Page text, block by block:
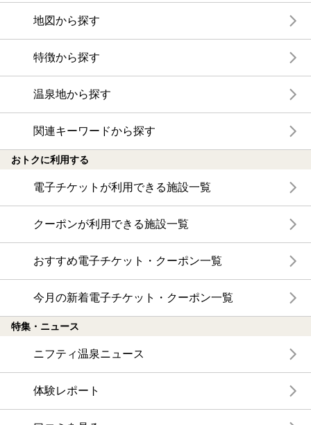
地図から探す
特徴から探す
温泉地から探す
関連キーワードから探す
おトクに利用する
電子チケットが利用できる施設一覧
クーポンが利用できる施設一覧
おすすめ電子チケット・クーポン一覧
今月の新着電子チケット・クーポン一覧
特集・ニュース
ニフティ温泉ニュース
体験レポート